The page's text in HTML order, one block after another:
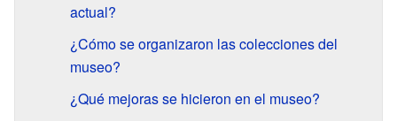
actual?
¿Cómo se organizaron las colecciones del
museo?
¿Qué mejoras se hicieron en el museo?